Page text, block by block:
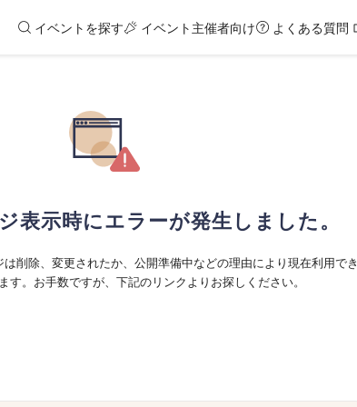
イベントを探す イベント主催者向け よくある質問
表示時にエラーが発生しました。
削除、変更されたか、公開準備中などの理由により現在利用でき
す。お手数ですが、下記のリンクよりお探しください。